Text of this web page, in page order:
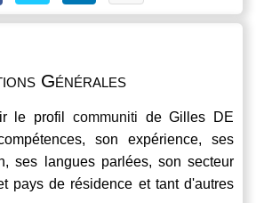
Générales
le profil communiti de Gilles DE
son expérience, ses
ses langues parlées, son secteur
pays de résidence et tant d'autres